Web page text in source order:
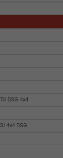
DSG 4x4
4x4 DSG